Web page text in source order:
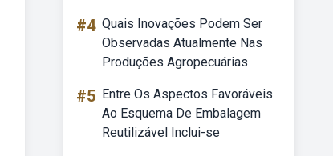
#4 Quais Inovações Podem Ser
Observadas Atualmente Nas
Produções Agropecuárias
#5 Entre Os Aspectos Favoráveis
Ao Esquema De Embalagem
Reutilizável Inclui-se